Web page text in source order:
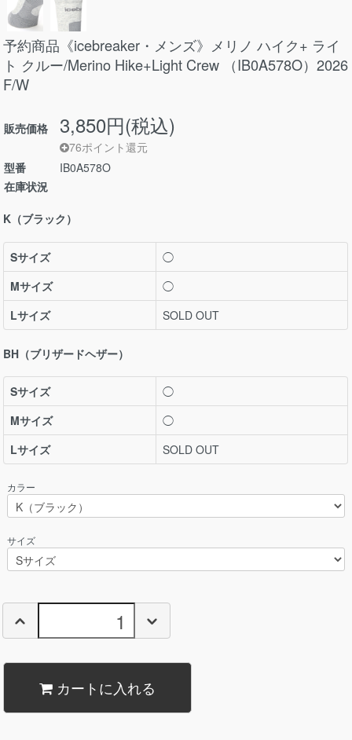
予約商品《icebreaker・メンズ》メリノ ハイク+ ライ
ト クルー/Merino Hike+Light Crew （IB0A578O）2026
F/W
販売価格 3,850円(税込)
76ポイント還元
型番
IB0A578O
在庫状況
K（ブラック）
Sサイズ
◯
Mサイズ
◯
Lサイズ
SOLD OUT
BH（ブリザードヘザー）
Sサイズ
◯
Mサイズ
◯
Lサイズ
SOLD OUT
カラー
サイズ
カートに入れる